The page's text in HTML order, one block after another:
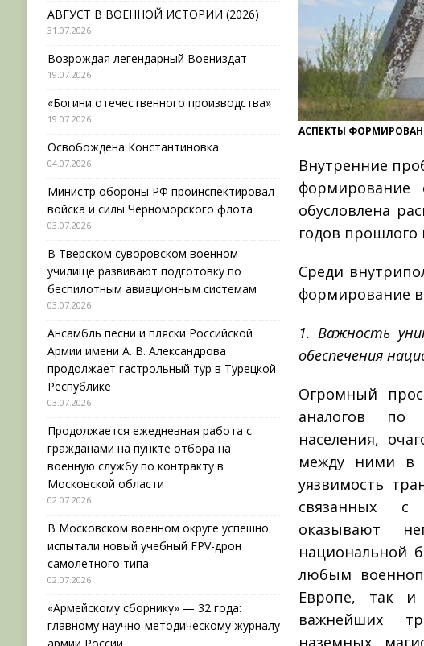
АСПЕКТЫ
Внутренние
формирование
обусловлена
годов прошлого
Среди
формирование
1. Важность
обеспечения
Огромный
аналогов по
населения,
между ними в
уязвимость
связанных с
оказывают
национальной
любым
Европе, так и
важнейших
АВГУСТ В ВОЕННОЙ ИСТОРИИ (2026)
31.07.2026
Возрождая легендарный Воениздат
19.07.2026
«Богини отечественного производства»
19.07.2026
Освобождена Константиновка
04.07.2026
Министр обороны РФ проинспектировал
войска и силы Черноморского флота
03.07.2026
В Тверском суворовском военном
училище развивают подготовку по
беспилотным авиационным системам
03.07.2026
Ансамбль песни и пляски Российской
Армии имени А. В. Александрова
продолжает гастрольный тур в Турецкой
Республике
03.07.2026
Продолжается ежедневная работа с
гражданами на пункте отбора на
военную службу по контракту в
Московской области
02.07.2026
В Московском военном округе успешно
испытали новый учебный FPV-дрон
самолетного типа
02.07.2026
«Армейскому сборнику» — 32 года:
главному научно-методическому журналу